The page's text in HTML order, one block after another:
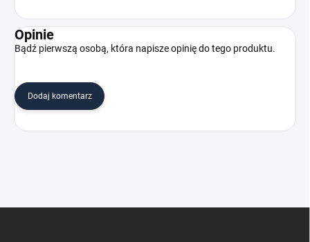
Opinie
Bądź pierwszą osobą, która napisze opinię do tego produktu.
Dodaj komentarz